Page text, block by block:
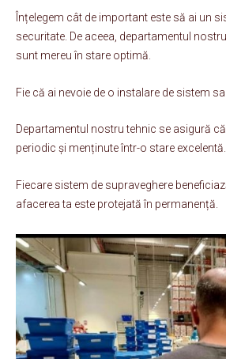
Înțelegem cât de important este să ai un
securitate. De aceea, departamentul
sunt mereu în stare optimă.
Fie că ai nevoie de o instalare de sistem
Departamentul nostru tehnic se asigură
periodic și menținute într-o stare excelentă.
Fiecare sistem de supraveghere
afacerea ta este protejată în permanență.